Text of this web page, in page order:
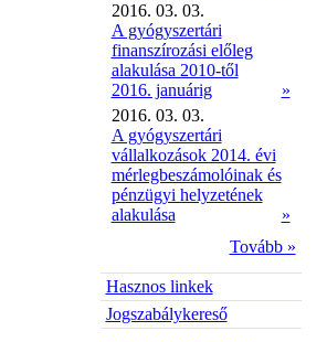
2016. 03. 03.
A gyógyszertári
finanszírozási előleg
alakulása 2010-től
2016. januárig
»
2016. 03. 03.
A gyógyszertári
vállalkozások 2014. évi
mérlegbeszámolóinak és
pénzügyi helyzetének
alakulása
»
Tovább »
Hasznos linkek
Jogszabálykereső